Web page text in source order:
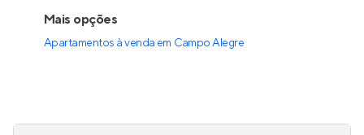
Mais opções
Apartamentos à venda em Campo Alegre